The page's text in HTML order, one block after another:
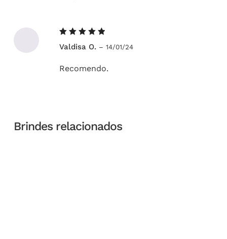
5de 5
Valdisa O. – 14/01/24
Recomendo.
Brindes relacionados